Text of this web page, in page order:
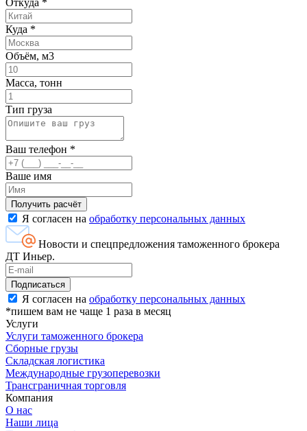
Куда *
Объём, м3
Масса, тонн
Тип груза
Ваш телефон *
Ваше имя
Я согласен на обработку персональных данных
Новости и спецпредложения таможенного брокера
ДТ Иньер.
Я согласен на обработку персональных данных
*пишем вам не чаще 1 раза в месяц
Услуги
Услуги таможенного брокера
Сборные грузы
Складская логистика
Международные грузоперевозки
Трансграничная торговля
Компания
О нас
Наши лица